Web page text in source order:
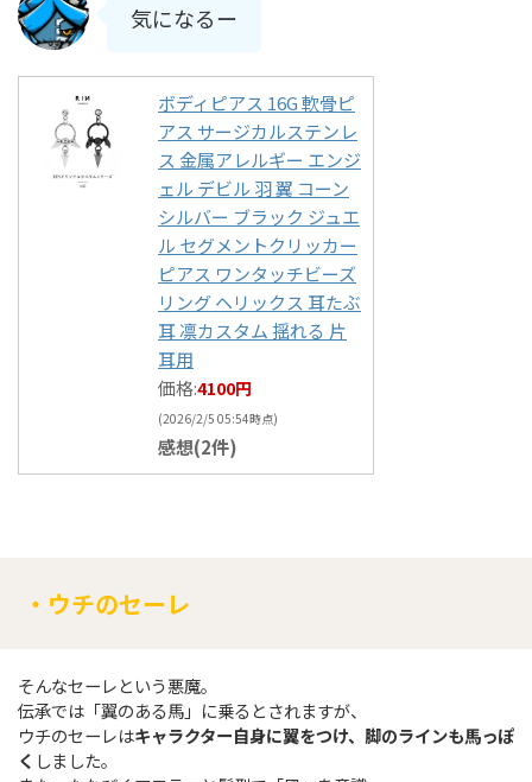
気になるー
ボディピアス 16G 軟骨ピ
アス サージカルステンレ
ス 金属アレルギー エンジ
ェル デビル 羽 翼 コーン
シルバー ブラック ジュエ
ル セグメントクリッカー
ピアス ワンタッチビーズ
リング ヘリックス 耳たぶ
耳 凛カスタム 揺れる 片
耳用
価格:4100円
(2026/2/5 05:54時点)
感想(2件)
・ウチのセーレ
そんなセーレという悪魔。
伝承では「翼のある馬」に乗るとされますが、
ウチのセーレはキャラクター自身に翼をつけ、脚のラインも馬っぽ
く しました。